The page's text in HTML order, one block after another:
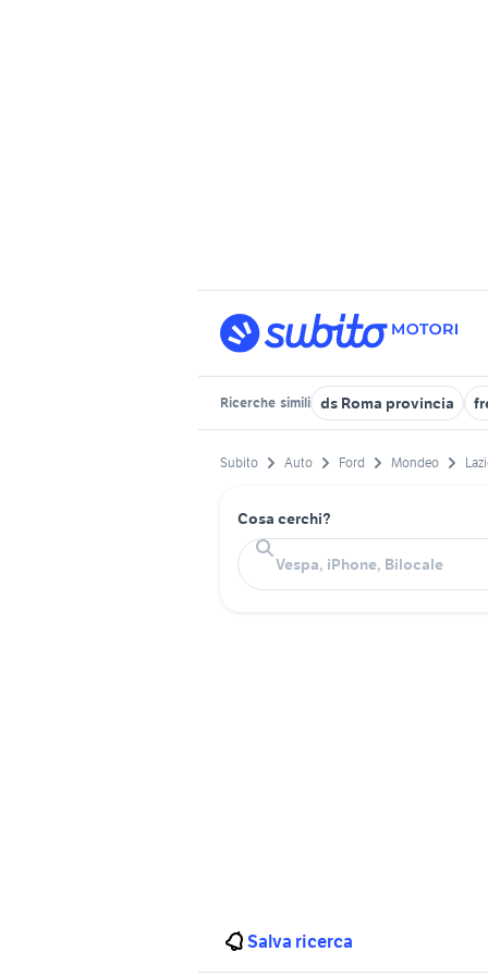
Ricerche simili ds Roma provincia
Subito Auto Ford Mondeo
Cosa cerchi?
Salva ricerca